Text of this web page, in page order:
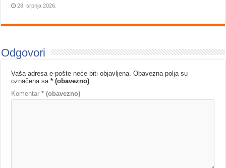
28. srpnja 2026.
Odgovori
Vaša adresa e-pošte neće biti objavljena. Obavezna polja su
označena sa* (obavezno)
Komentar* (obavezno)